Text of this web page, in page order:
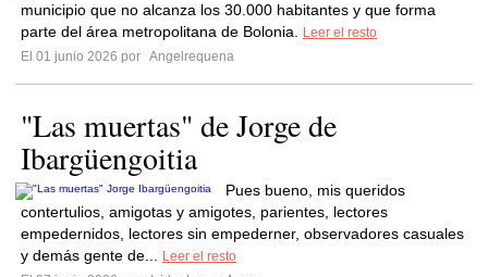
municipio que no alcanza los 30.000 habitantes y que forma
parte del área metropolitana de Bolonia.
Leer el resto
El 01 junio 2026 por Angelrequena
"Las muertas" de Jorge de
Ibargüengoitia
Pues bueno, mis queridos
contertulios, amigotas y amigotes, parientes, lectores
empedernidos, lectores sin empederner, observadores casuales
y demás gente de...
Leer el resto